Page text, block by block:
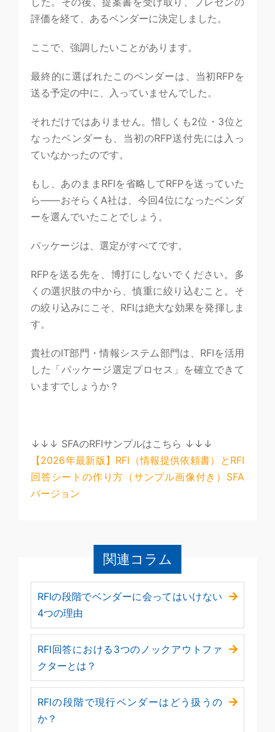
評価を経て、あるベンダーに決定しました。
ここで、強調したいことがあります。
最終的に選ばれたこのベンダーは、当初RFPを
送る予定の中に、入っていませんでした。
それだけではありません。惜しくも2位・3位と
なったベンダーも、当初のRFP送付先には入っ
ていなかったのです。
もし、あのままRFIを省略してRFPを送っていた
ら——おそらくA社は、今回4位になったベンダ
ーを選んでいたことでしょう。
パッケージは、選定がすべてです。
RFPを送る先を、博打にしないでください。多
くの選択肢の中から、慎重に絞り込むこと。そ
の絞り込みにこそ、RFIは絶大な効果を発揮しま
す。
貴社のIT部門・情報システム部門は、RFIを活用
した「パッケージ選定プロセス」を確立できて
いますでしょうか？
↓↓↓ SFAのRFIサンプルはこちら ↓↓↓
【2026年最新版】RFI（情報提供依頼書）とRFI
回答シートの作り方（サンプル画像付き）SFA
バージョン
関連コラム
RFIの段階でベンダーに会ってはいけない
4つの理由
RFI回答における3つのノックアウトファ
クターとは？
RFIの段階で現行ベンダーはどう扱うの
か？